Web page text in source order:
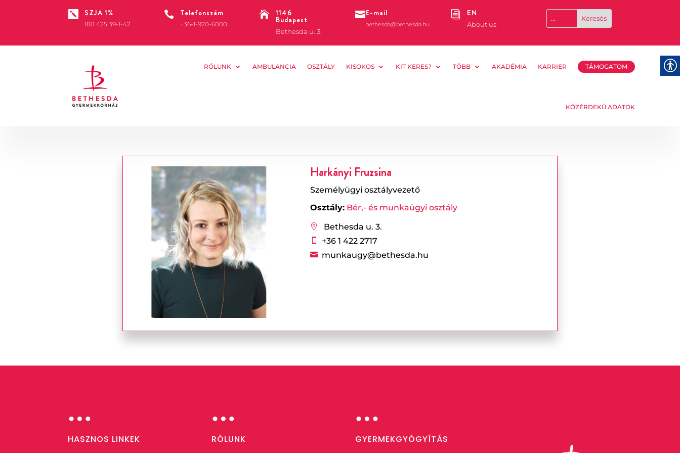
 SZJA 1%
180 425 39-1-42
 Telefonszám
+36-1-920-6000
 1146
Budapest
Bethesda u. 3.
E-mail
bethesda@bethesda.hu
i EN
About us
RÓLUNK AMBULANCIA OSZTÁLY KISOKOS KIT KERES? TÖBB AKADÉMIA KARRIER TÁMOGATOM
KÖZÉRDEKŰ ADATOK
Harkányi Fruzsina
Személyügyi osztályvezető
Osztály: Bér,- és munkaügyi osztály
 Bethesda u. 3.
 +36 1 422 2717
 munkaugy@bethesda.hu
…
HASZNOS LINKEK
…
RÓLUNK
…
GYERMEKGYÓGYÍTÁS